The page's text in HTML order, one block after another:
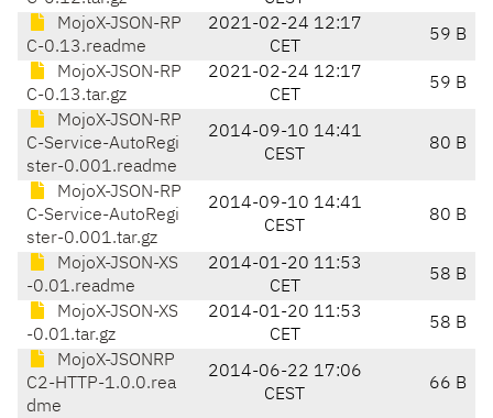
MojoX-JSON-RP
C-0.13.readme
2021-02-24 12:17
CET
59 B
MojoX-JSON-RP
C-0.13.tar.gz
2021-02-24 12:17
CET
59 B
MojoX-JSON-RP
C-Service-AutoRegi
ster-0.001.readme
2014-09-10 14:41
CEST
80 B
MojoX-JSON-RP
C-Service-AutoRegi
ster-0.001.tar.gz
2014-09-10 14:41
CEST
80 B
MojoX-JSON-XS
-0.01.readme
2014-01-20 11:53
CET
58 B
MojoX-JSON-XS
-0.01.tar.gz
2014-01-20 11:53
CET
58 B
MojoX-JSONRP
C2-HTTP-1.0.0.rea
dme
2014-06-22 17:06
CEST
66 B